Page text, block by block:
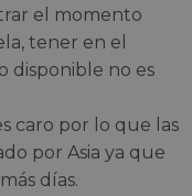
el momento
tener en el
disponible no es
caro por lo que las
por Asia ya que
días.